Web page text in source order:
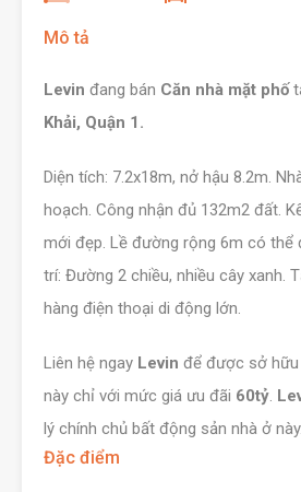
Mô tả
Levin đang bán Căn nhà mặt phố
Khải, Quận 1.
Diện tích: 7.2x18m, nở hậu 8.2m.
hoạch. Công nhận đủ 132m2 đất.
mới đẹp. Lề đường rộng 6m có thể
trí: Đường 2 chiều, nhiều cây xanh.
hàng điện thoại di động lớn.
Liên hệ ngay Levin để được sở hữu
này chỉ với mức giá ưu đãi 60tỷ.
lý chính chủ bất động sản nhà ở này.
Đặc điểm